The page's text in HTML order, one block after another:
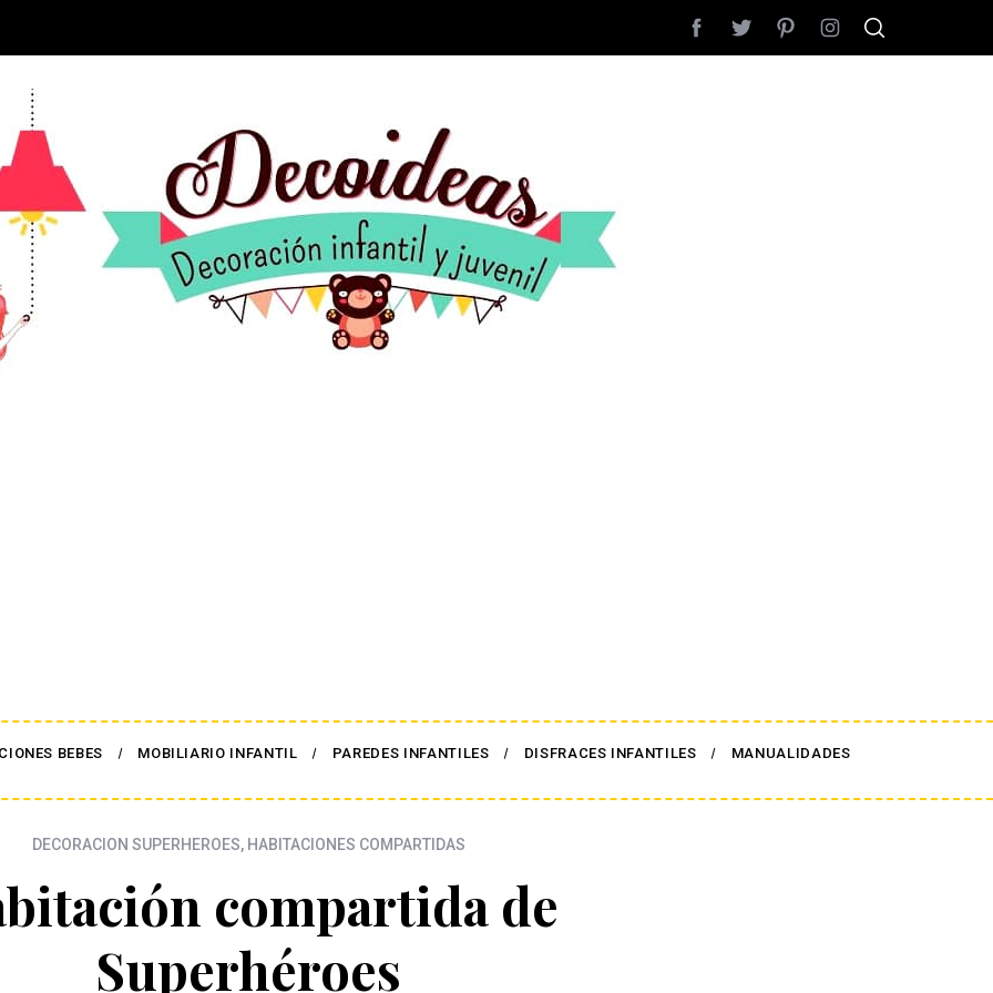
BEBES MOBILIARIO INFANTIL PAREDES INFANTILES DISFRACES INFANTILES MANUALIDADES
DECORACION SUPERHEROES, HABITACIONES COMPARTIDAS
compartida de
Superhéroes